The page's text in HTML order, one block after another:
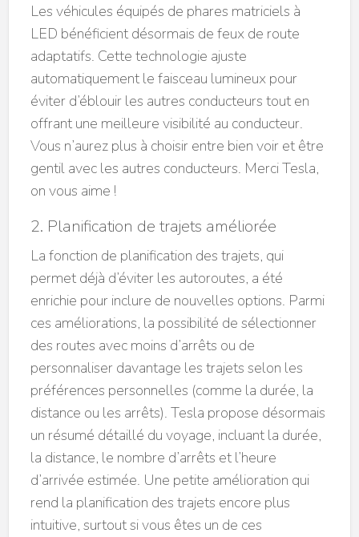
Les véhicules équipés de phares matriciels à
LED bénéficient désormais de feux de route
adaptatifs. Cette technologie ajuste
automatiquement le faisceau lumineux pour
éviter d’éblouir les autres conducteurs tout en
offrant une meilleure visibilité au conducteur.
Vous n’aurez plus à choisir entre bien voir et être
gentil avec les autres conducteurs. Merci Tesla,
on vous aime !
2. Planification de trajets améliorée
La fonction de planification des trajets, qui
permet déjà d’éviter les autoroutes, a été
enrichie pour inclure de nouvelles options. Parmi
ces améliorations, la possibilité de sélectionner
des routes avec moins d’arrêts ou de
personnaliser davantage les trajets selon les
préférences personnelles (comme la durée, la
distance ou les arrêts). Tesla propose désormais
un résumé détaillé du voyage, incluant la durée,
la distance, le nombre d’arrêts et l’heure
d’arrivée estimée. Une petite amélioration qui
rend la planification des trajets encore plus
intuitive, surtout si vous êtes un de ces